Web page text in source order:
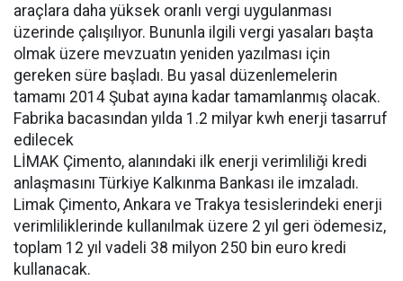
araçlara daha yüksek oranlı vergi uygulanması
üzerinde çalışılıyor. Bununla ilgili vergi yasaları başta
olmak üzere mevzuatın yeniden yazılması için
gereken süre başladı. Bu yasal düzenlemelerin
tamamı 2014 Şubat ayına kadar tamamlanmış olacak.
Fabrika bacasından yılda 1.2 milyar kwh enerji tasarruf
edilecek
LİMAK Çimento, alanındaki ilk enerji verimliliği kredi
anlaşmasını Türkiye Kalkınma Bankası ile imzaladı.
Limak Çimento, Ankara ve Trakya tesislerindeki enerji
verimliliklerinde kullanılmak üzere 2 yıl geri ödemesiz,
toplam 12 yıl vadeli 38 milyon 250 bin euro kredi
kullanacak.